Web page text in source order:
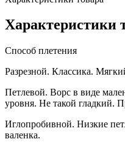
Характеристики
Способ плетения
Разрезной. Классика.
Петлевой. Ворс в виде
уровня. Не такой гладкий.
Иглопробивной. Низкие
валенка.